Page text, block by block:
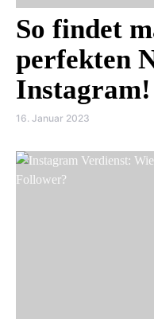
So findet
perfekten
Instagram!
16. Januar 2023